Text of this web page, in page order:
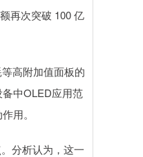
再次突破 100 亿
高附加值面板的
中OLED应用范
用。
分析认为，这一